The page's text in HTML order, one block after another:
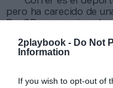
2playbook - Do Not
Information
If you wish to opt-out of
pero ha carecido de
experiencia que
espectadores”, agrega